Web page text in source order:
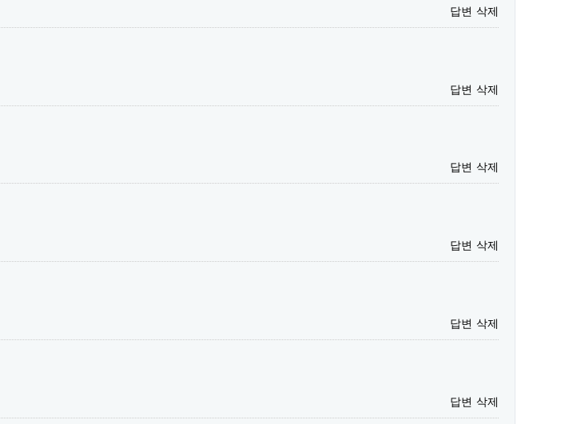
답변 삭제
답변 삭제
답변 삭제
답변 삭제
답변 삭제
답변 삭제